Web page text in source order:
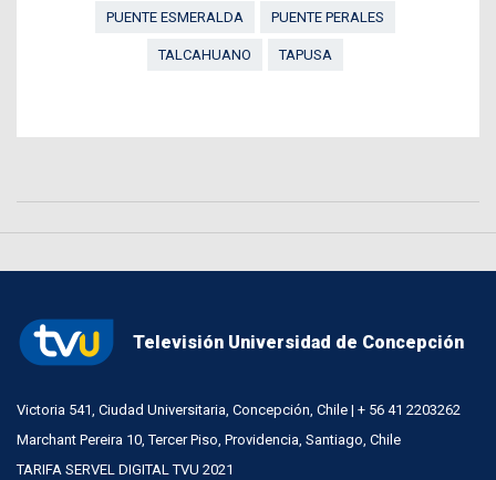
PUENTE ESMERALDA PUENTE PERALES
TALCAHUANO TAPUSA
Televisión Universidad de Concepción
Victoria 541, Ciudad Universitaria, Concepción, Chile | + 56 41 2203262
Marchant Pereira 10, Tercer Piso, Providencia, Santiago, Chile
TARIFA SERVEL DIGITAL TVU 2021